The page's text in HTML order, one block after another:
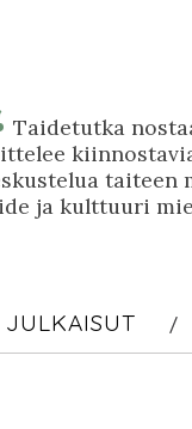
Taidetutka
taiteen
ja kulttuuri